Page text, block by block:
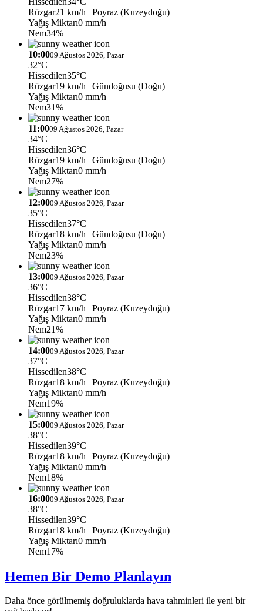
Rüzgar21 km/h | Poyraz (Kuzeydoğu)
Yağış Miktarı0 mm/h
Nem34%
10:0009 Ağustos 2026, Pazar
32°C
Hissedilen35°C
Rüzgar19 km/h | Gündoğusu (Doğu)
Yağış Miktarı0 mm/h
Nem31%
11:0009 Ağustos 2026, Pazar
34°C
Hissedilen36°C
Rüzgar19 km/h | Gündoğusu (Doğu)
Yağış Miktarı0 mm/h
Nem27%
12:0009 Ağustos 2026, Pazar
35°C
Hissedilen37°C
Rüzgar18 km/h | Gündoğusu (Doğu)
Yağış Miktarı0 mm/h
Nem23%
13:0009 Ağustos 2026, Pazar
36°C
Hissedilen38°C
Rüzgar17 km/h | Poyraz (Kuzeydoğu)
Yağış Miktarı0 mm/h
Nem21%
14:0009 Ağustos 2026, Pazar
37°C
Hissedilen38°C
Rüzgar18 km/h | Poyraz (Kuzeydoğu)
Yağış Miktarı0 mm/h
Nem19%
15:0009 Ağustos 2026, Pazar
38°C
Hissedilen39°C
Rüzgar18 km/h | Poyraz (Kuzeydoğu)
Yağış Miktarı0 mm/h
Nem18%
16:0009 Ağustos 2026, Pazar
38°C
Hissedilen39°C
Rüzgar18 km/h | Poyraz (Kuzeydoğu)
Yağış Miktarı0 mm/h
Nem17%
Hemen Bir Demo Planlayın
Daha önce görülmemiş doğruluklarda hava tahminleri ile yeni bir